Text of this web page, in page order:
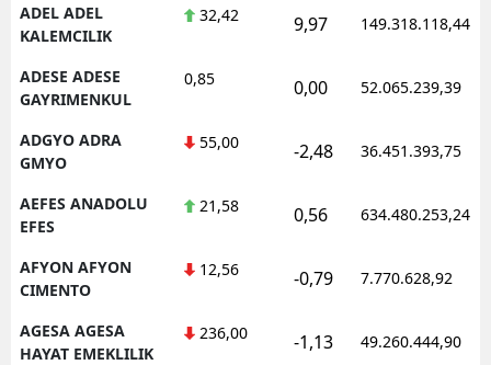
ADEL ADEL
KALEMCILIK
32,42 9,97 149.318.118,44
ADESE ADESE
GAYRIMENKUL
0,85 0,00 52.065.239,39
ADGYO ADRA
GMYO
55,00 -2,48 36.451.393,75
AEFES ANADOLU
EFES
21,58 0,56 634.480.253,24
AFYON AFYON
CIMENTO
12,56 -0,79 7.770.628,92
AGESA AGESA
HAYAT EMEKLILIK
236,00 -1,13 49.260.444,90